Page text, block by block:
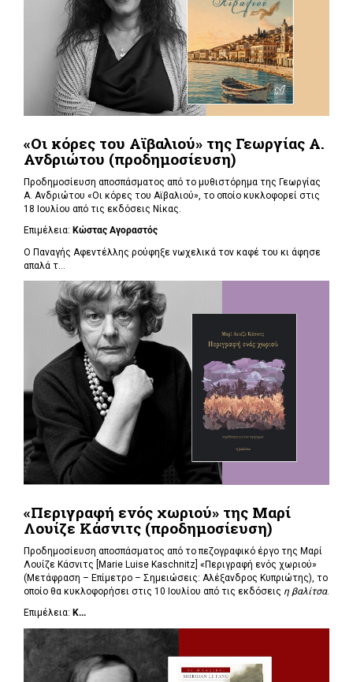
«Οι κόρες του Αϊβαλιού» της Γεωργίας Α.
Ανδριώτου (προδημοσίευση)
Προδημοσίευση αποσπάσματος από το μυθιστόρημα της Γεωργίας
Α. Ανδριώτου «Οι κόρες του Αϊβαλιού», το οποίο κυκλοφορεί στις
18 Ιουλίου από τις εκδόσεις Νίκας.
Επιμέλεια: Κώστας Αγοραστός
Ο Παναγής Αφεντέλλης ρούφηξε νωχελικά τον καφέ του κι άφησε
απαλά τ...
«Περιγραφή ενός χωριού» της Μαρί
Λουίζε Κάσνιτς (προδημοσίευση)
Προδημοσίευση αποσπάσματος από το πεζογραφικό έργο της Μαρί
Λουίζε Κάσνιτς [Marie Luise Kaschnitz] «Περιγραφή ενός χωριού»
(Μετάφραση – Επίμετρο – Σημειώσεις: Αλέξανδρος Κυπριώτης), το
οποίο θα κυκλοφορήσει στις 10 Ιουλίου από τις εκδόσεις η βαλίτσα.
Επιμέλεια: Κ...